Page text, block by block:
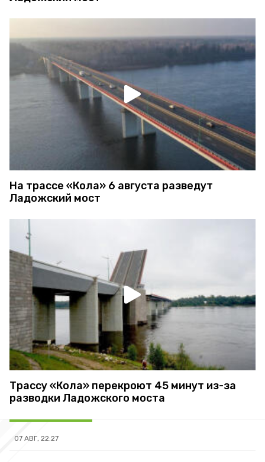
На трассе «Кола» 6 августа разведут
Ладожский мост
Трассу «Кола» перекроют 45 минут из-за
разводки Ладожского моста
07 АВГ, 22:27